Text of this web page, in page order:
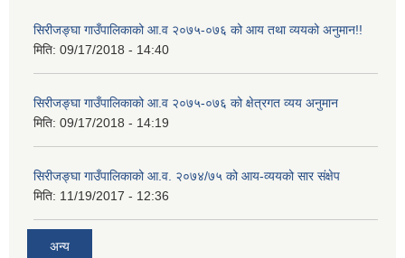
सिरीजङ्घा गाउँपालिकाको आ.व २०७५-०७६ को आय तथा व्ययको अनुमान!!
मिति: 09/17/2018 - 14:40
सिरीजङ्घा गाउँपालिकाको आ.व २०७५-०७६ को क्षेत्रगत व्यय अनुमान
मिति: 09/17/2018 - 14:19
सिरीजङ्घा गाउँपालिकाको आ.व. २०७४/७५ को आय-व्ययको सार संक्षेप
मिति: 11/19/2017 - 12:36
अन्य